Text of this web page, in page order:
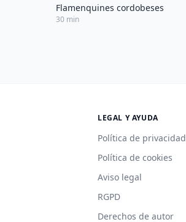
Flamenquines cordobeses
30 min
LEGAL Y AYUDA
Política de privacidad
Política de cookies
Aviso legal
RGPD
Derechos de autor